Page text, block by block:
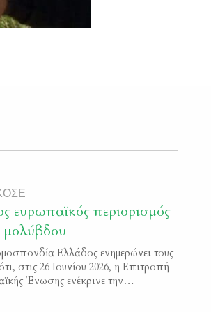
ευρωπαϊκός περιορισμός
μολύβδου
Ελλάδος ενημερώνει τους
στις 26 Ιουνίου 2026, η Επιτροπή
Ένωσης ενέκρινε την